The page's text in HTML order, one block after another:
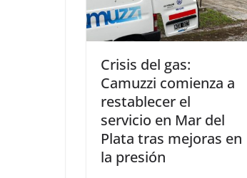
Crisis del gas:
Camuzzi comienza a
restablecer el
servicio en Mar del
Plata tras mejoras en
la presión